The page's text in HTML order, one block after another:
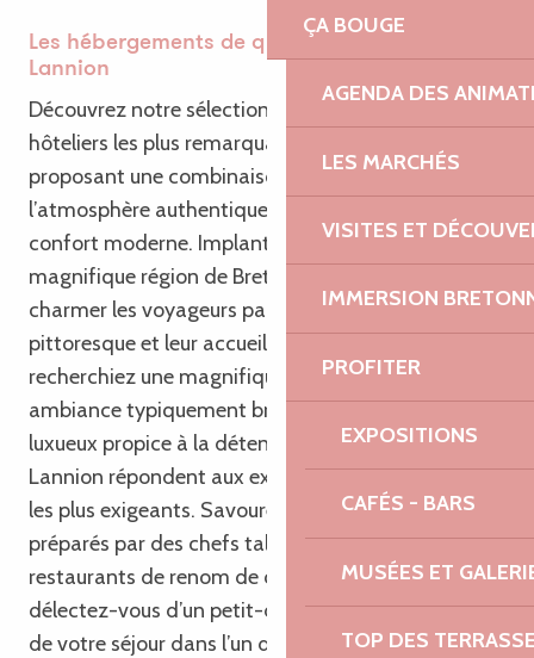
ÇA BOUGE
AGENDA DES
LES MARCHÉS
VISITES ET
IMMERSION
PROFITER
EXPOSITIONS
CAFÉS - BARS
MUSÉES ET
TOP DES
Les hébergements de qualité supérieure à
Lannion
Découvrez notre sélection des établissements
hôteliers les plus remarquables à Lannion,
proposant une combinaison parfaite entre
l’atmosphère authentique de la Bretagne et le
confort moderne. Implantés au cœur de la
magnifique région de Bretagne, ces hôtels sauront
charmer les voyageurs par leur caractère
pittoresque et leur accueil chaleureux. Que vous
recherchiez une magnifique vue sur la mer, une
ambiance typiquement bretonne ou un séjour
luxueux propice à la détente, ces établissements à
Lannion répondent aux exigences des voyageurs
les plus exigeants. Savourez de délicieux repas
préparés par des chefs talentueux dans les
restaurants de renom de ces établissements, et
délectez-vous d’un petit-déjeuner mémorable lors
de votre séjour dans l’un des
meilleurs hôtels de